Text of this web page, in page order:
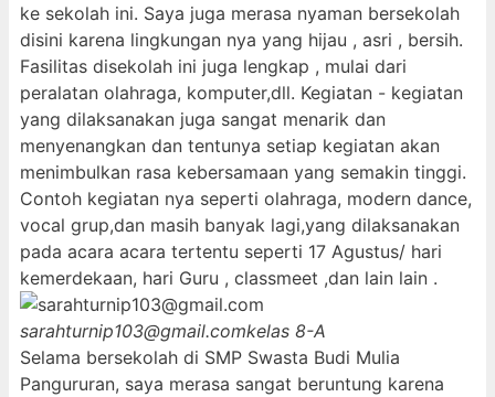
ke sekolah ini. Saya juga merasa nyaman bersekolah
disini karena lingkungan nya yang hijau , asri , bersih.
Fasilitas disekolah ini juga lengkap , mulai dari
peralatan olahraga, komputer,dll. Kegiatan - kegiatan
yang dilaksanakan juga sangat menarik dan
menyenangkan dan tentunya setiap kegiatan akan
menimbulkan rasa kebersamaan yang semakin tinggi.
Contoh kegiatan nya seperti olahraga, modern dance,
vocal grup,dan masih banyak lagi,yang dilaksanakan
pada acara acara tertentu seperti 17 Agustus/ hari
kemerdekaan, hari Guru , classmeet ,dan lain lain .
sarahturnip103@gmail.comkelas 8-A
Selama bersekolah di SMP Swasta Budi Mulia
Pangururan, saya merasa sangat beruntung karena